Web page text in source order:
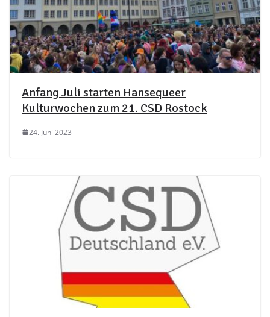
Anfang Juli starten Hansequeer
Kulturwochen zum 21. CSD Rostock
24. Juni 2023